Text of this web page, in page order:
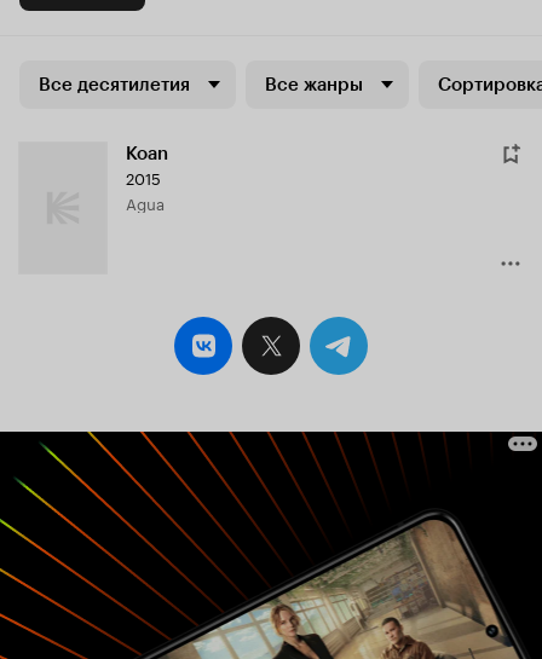
Все десятилетия Все жанры
Koan
2015
Agua